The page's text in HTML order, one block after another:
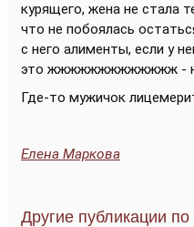
курящего, жена не стала
что не побоялась
с него алименты, если у
это жжжжжжжжжжжжж -
Где-то мужичок
Елена Маркова
Другие публикации по